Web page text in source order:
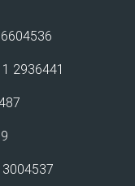
2936441
3004537